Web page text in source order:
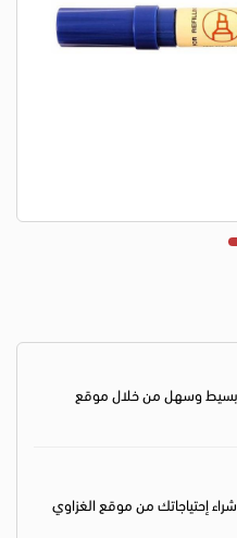
بسيط وسهل من خلال موقع
إحتياجاتك من موقع الغزاوي